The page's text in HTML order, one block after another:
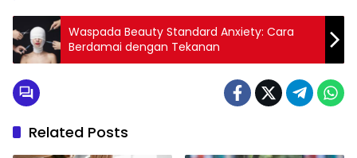
Waspada Beauty Standard Anxiety: Cara
Berdamai dengan Tekanan
Related Posts